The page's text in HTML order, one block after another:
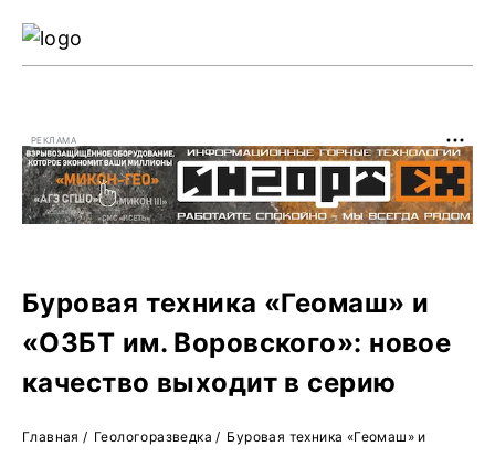
РЕКЛАМА
Буровая техника «Геомаш» и
«ОЗБТ им. Воровского»: новое
качество выходит в серию
Главная / Геологоразведка/ Буровая техника «Геомаш» и